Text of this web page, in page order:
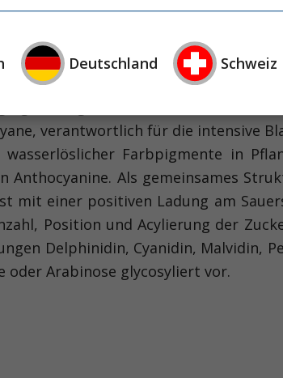
zu Wildheidelbeeren weisen
Gehalt aus. Neben
Frischgewicht (FW) in
verantwortlich für die intensive
Farbpigmente in
Anthocyanine. Als gemeinsames
mit einer positiven Ladung am
Position und Acylierung der
Delphinidin, Cyanidin, Malvidin,
oder Arabinose glycosyliert vor.
Deutschland Schweiz